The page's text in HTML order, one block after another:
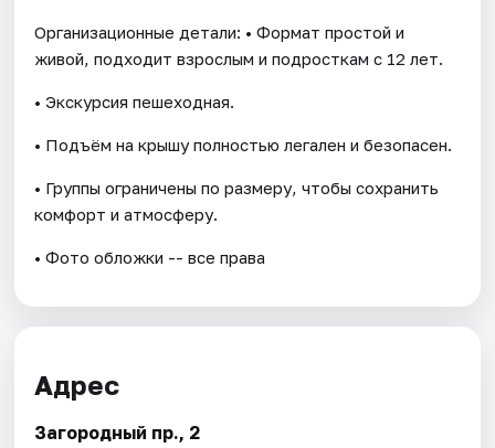
Организационные детали: • Формат простой и
живой, подходит взрослым и подросткам с 12 лет.
• Экскурсия пешеходная.
• Подъём на крышу полностью легален и безопасен.
• Группы ограничены по размеру, чтобы сохранить
комфорт и атмосферу.
• Фото обложки -- все права
Адрес
Загородный пр., 2